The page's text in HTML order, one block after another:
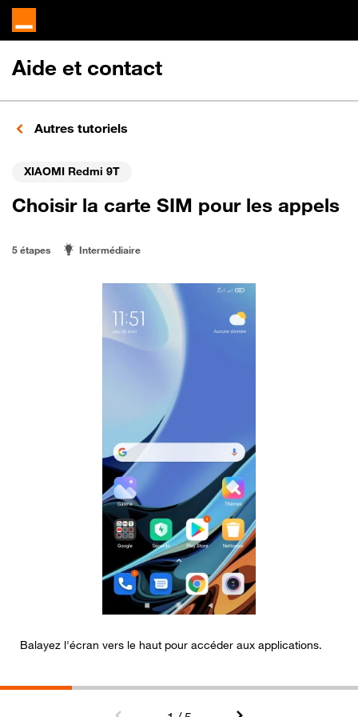
Aide et contact
Autres tutoriels
XIAOMI Redmi 9T
Choisir la carte SIM pour les appels
5 étapes Intermédiaire
Balayez l'écran vers le haut pour accéder aux applications.